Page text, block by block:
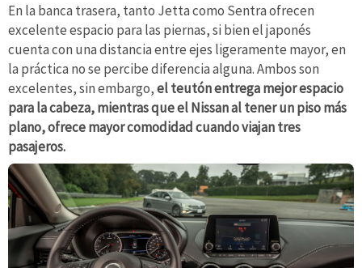
En la banca trasera, tanto Jetta como Sentra ofrecen
excelente espacio para las piernas, si bien el japonés
cuenta con una distancia entre ejes ligeramente mayor, en
la práctica no se percibe diferencia alguna. Ambos son
excelentes, sin embargo,el teutón entrega mejor espacio
para la cabeza, mientras que el Nissan al tener un piso más
plano, ofrece mayor comodidad cuando viajan tres
pasajeros.